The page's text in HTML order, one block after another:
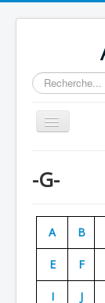
Rechercher
Basculer
la
Chronologie
Escadrilles
Organisation
Avions
Personnels
-G-
A B
E F
I J